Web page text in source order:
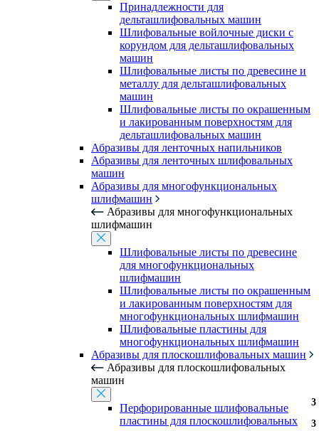
Принадлежности для
дельташлифовальных машин
Шлифовальные войлочные диски с
корундом для дельташлифовальных
машин
Шлифовальные листы по древесине и
металлу для дельташлифовальных
машин
Шлифовальные листы по окрашенным
и лакированным поверхностям для
дельташлифовальных машин
Абразивы для ленточных напильников
Абразивы для ленточных шлифовальных
машин
Абразивы для многофункциональных
шлифмашин
Абразивы для многофункциональных
шлифмашин
Шлифовальные листы по древесине
для многофункциональных
шлифмашин
Шлифовальные листы по окрашенным
и лакированным поверхностям для
многофункциональных шлифмашин
Шлифовальные пластины для
многофункциональных шлифмашин
Абразивы для плоскошлифовальных машин
Абразивы для плоскошлифовальных
машин
Перфорированные шлифовальные
пластины для плоскошлифовальных
3
3
3
3
3
3
3
3
3
3
3
3
3
3
3
3